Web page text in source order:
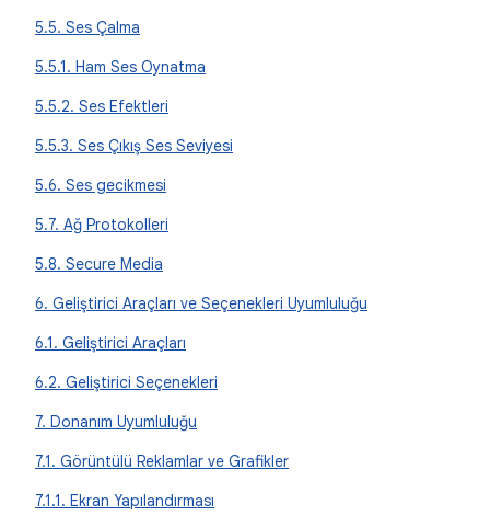
5.5. Ses Çalma
5.5.1. Ham Ses Oynatma
5.5.2. Ses Efektleri
5.5.3. Ses Çıkış Ses Seviyesi
5.6. Ses gecikmesi
5.7. Ağ Protokolleri
5.8. Secure Media
6. Geliştirici Araçları ve Seçenekleri Uyumluluğu
6.1. Geliştirici Araçları
6.2. Geliştirici Seçenekleri
7. Donanım Uyumluluğu
7.1. Görüntülü Reklamlar ve Grafikler
7.1.1. Ekran Yapılandırması